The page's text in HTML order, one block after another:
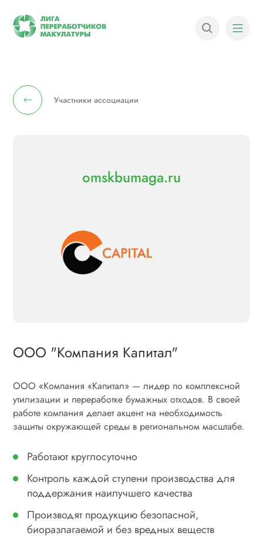
Участники ассоциации
omskbumaga.ru
ООО "Компания Капитал"
ООО «Компания «Капитал» — лидер по комплексной
утилизации и переработке бумажных отходов. В своей
работе компания делает акцент на необходимость
защиты окружающей среды в региональном масштабе.
Работают круглосуточно
Контроль каждой ступени производства для
поддержания наилучшего качества
Производят продукцию безопасной,
биоразлагаемой и без вредных веществ